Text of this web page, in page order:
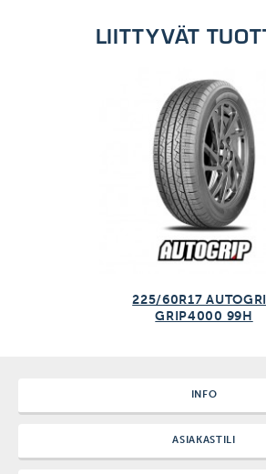
LIITTYVÄT
225/60R17
GRIP4000 99H
INFO
ASIAKASTILI